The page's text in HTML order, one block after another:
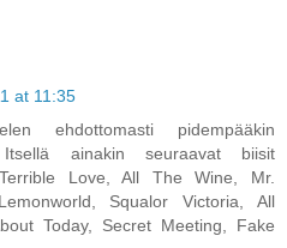
at 11:35
ehdottomasti pidempääkin
ainakin seuraavat biisit
Love, All The Wine, Mr.
Squalor Victoria, All
Today, Secret Meeting, Fake